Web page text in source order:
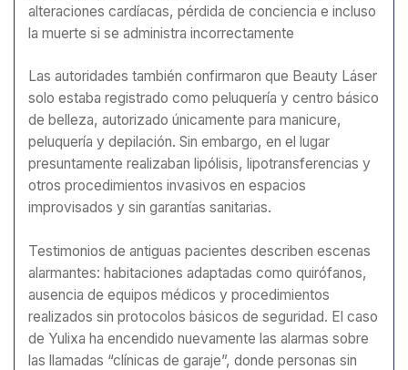
alteraciones cardíacas, pérdida de conciencia e incluso
la muerte si se administra incorrectamente
Las autoridades también confirmaron que Beauty Láser
solo estaba registrado como peluquería y centro básico
de belleza, autorizado únicamente para manicure,
peluquería y depilación. Sin embargo, en el lugar
presuntamente realizaban lipólisis, lipotransferencias y
otros procedimientos invasivos en espacios
improvisados y sin garantías sanitarias.
Testimonios de antiguas pacientes describen escenas
alarmantes: habitaciones adaptadas como quirófanos,
ausencia de equipos médicos y procedimientos
realizados sin protocolos básicos de seguridad. El caso
de Yulixa ha encendido nuevamente las alarmas sobre
las llamadas “clínicas de garaje”, donde personas sin